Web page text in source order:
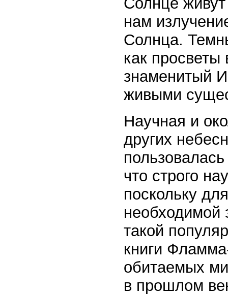
нам
Солнца.
как
знаменитый
живыми
Научная и
других
что строго
поскольку
необходимой
такой
книги
обитаемых
в прошлом